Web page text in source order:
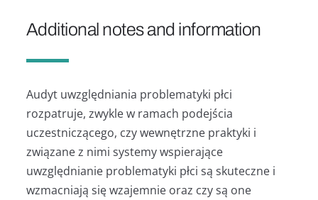
Additional notes and information
Audyt uwzględniania problematyki płci
rozpatruje, zwykle w ramach podejścia
uczestniczącego, czy wewnętrzne praktyki i
związane z nimi systemy wspierające
uwzględnianie problematyki płci są skuteczne i
wzmacniają się wzajemnie oraz czy są one